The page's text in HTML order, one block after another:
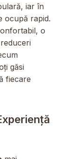
iar în
ocupă rapid.
o
găsi
fiecare